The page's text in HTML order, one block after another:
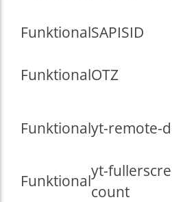
FunktionalSAPISID
FunktionalOTZ
Funktionalyt-remote-
Funktional
yt-
count